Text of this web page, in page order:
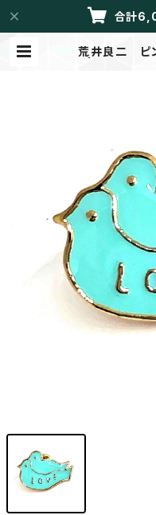
合計
荒井良二 ピ